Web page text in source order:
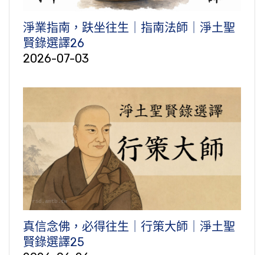
淨業指南，趺坐往生｜指南法師｜淨土聖
賢錄選譯26
2026-07-03
真信念佛，必得往生｜行策大師｜淨土聖
賢錄選譯25